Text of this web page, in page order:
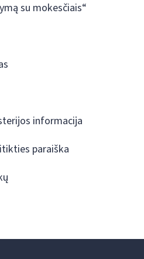
su mokesčiais“
informacija
paraiška